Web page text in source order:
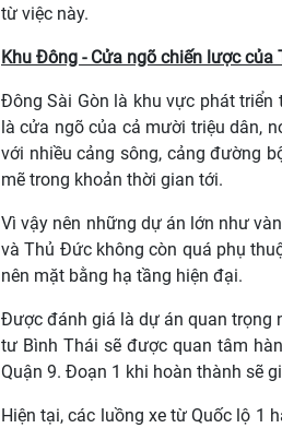
từ việc này.
Khu Đông - Cửa ngõ chiến lược của
Đông Sài Gòn là khu vực phát
là cửa ngõ của cả mười triệu dân,
với nhiều cảng sông, cảng đường
mẽ trong khoản thời gian tới.
Vì vậy nên những dự án lớn như
và Thủ Đức không còn quá phụ
nên mặt bằng hạ tầng hiện đại.
Được đánh giá là dự án quan trọng
tư Bình Thái sẽ được quan tâm
Quận 9. Đoạn 1 khi hoàn thành sẽ
Hiện tại, các luồng xe từ Quốc lộ 1